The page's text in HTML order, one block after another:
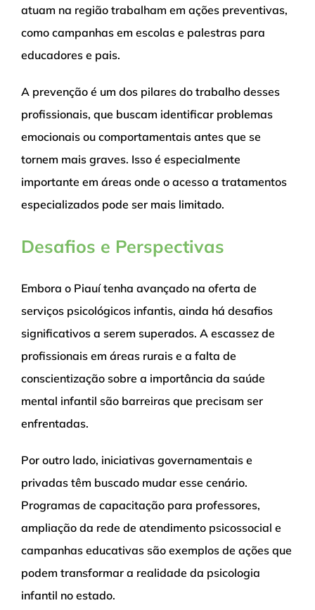
atuam na região trabalham em ações preventivas,
como campanhas em escolas e palestras para
educadores e pais.
A prevenção é um dos pilares do trabalho desses
profissionais, que buscam identificar problemas
emocionais ou comportamentais antes que se
tornem mais graves. Isso é especialmente
importante em áreas onde o acesso a tratamentos
especializados pode ser mais limitado.
Desafios e Perspectivas
Embora o Piauí tenha avançado na oferta de
serviços psicológicos infantis, ainda há desafios
significativos a serem superados. A escassez de
profissionais em áreas rurais e a falta de
conscientização sobre a importância da saúde
mental infantil são barreiras que precisam ser
enfrentadas.
Por outro lado, iniciativas governamentais e
privadas têm buscado mudar esse cenário.
Programas de capacitação para professores,
ampliação da rede de atendimento psicossocial e
campanhas educativas são exemplos de ações que
podem transformar a realidade da psicologia
infantil no estado.